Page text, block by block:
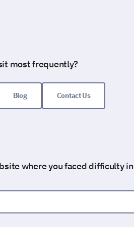
most frequently?
Blog Contact Us
where you faced difficulty in